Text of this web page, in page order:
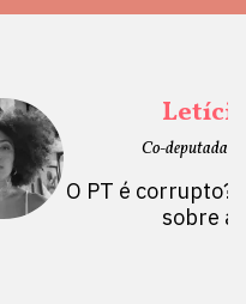
Co-deputada
O PT é corrupto?
sobre a